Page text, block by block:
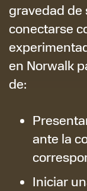
gravedad de
conectarse
en Norwalk
de:
ante la
Iniciar